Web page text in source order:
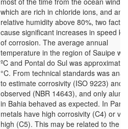
which are rich in chloride ions, and
relative humidity above 80%, two
cause significant increases in speed
of corrosion. The average annual
temperature in the region of Sauipe
ºC and Pontal do Sul was
°C. From technical standards was
to estimate corrosivity (ISO 9223) and
observed (NBR 14643), and only
in Bahia behaved as expected. In
metals have high corrosivity (C4) or
high (C5). This may be related to the